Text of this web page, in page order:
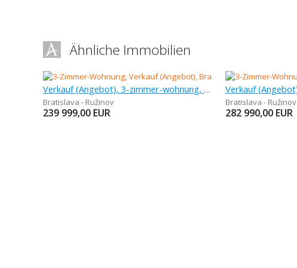
Ähnliche Immobilien
Verkauf (Angebot), 3-zimmer-wohnung, 66 m
Bratislava - Ružinov
239 999,00 EUR
Bratislava - Ružinov
282 990,00 EUR